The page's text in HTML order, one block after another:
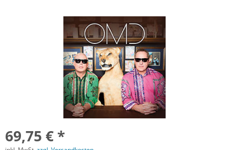
69,75 € *